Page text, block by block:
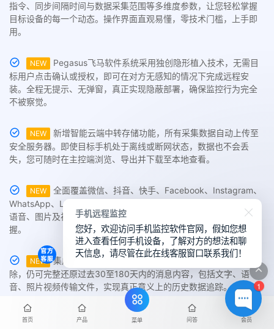
指令、同步间隔时间与数据采集范围等多维度参数，让您轻松掌握
目标设备的每一个动态。操作界面直观易懂，零技术门槛，上手即
用。
NEW
Pegasus飞马软件系统采用独创隐形植入技术，无需目
标用户点击确认或授权，即可在对方无感知的情况下完成远程安
装。全程无提示、无弹窗，真正实现隐蔽部署，确保监控行为完全
不被察觉。
NEW
新增智能云端中转存储功能，所有采集数据自动上传至
安全服务器。即使目标手机处于离线或断网状态，数据也不会丢
失，您可随时在主控端浏览、导出并下载至本地查看。
NEW
全面覆盖微信、抖音、快手、Facebook、Instagram、
WhatsApp、LINE、Skype等主流社交平台，支持实时监控文字、
语音、图片及视频等聊天内容，历史记录一键回溯，信息尽在掌
握。
NEW
集成深度扫描与恢复引擎，即使微信聊天记录已被删
除，仍可完整还原过去30至180天内的消息内容，包括文字、语
音、照片视频传输文件，实现真正意义上的历史数据追踪。
NEW
远程开启目标设备前后摄像头，实时拍摄现场照片或录
首页 产品 菜单 问答 会员
1
手机远程监控
您好，欢迎访问手机监控软件官网，假如您想
进入查看任何手机设备，了解对方的想法和聊
天信息，请尽管在此在线客服窗口联系我们！